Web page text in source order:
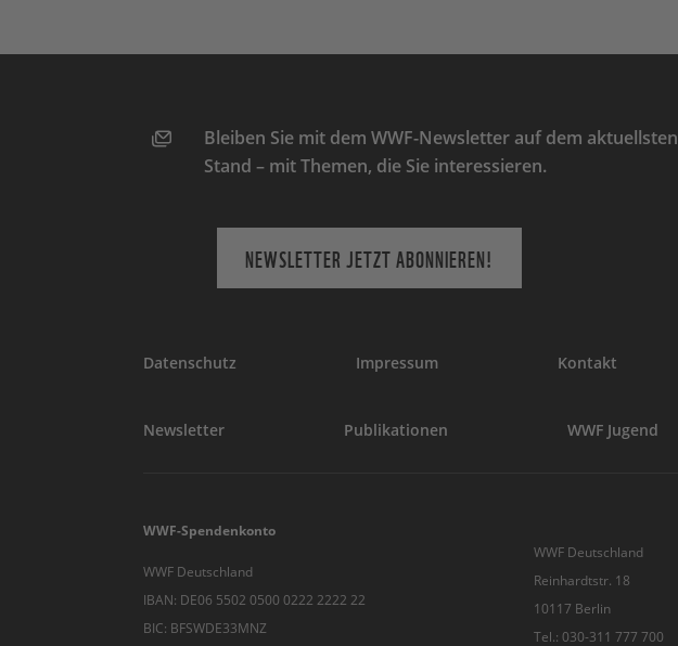
Bleiben Sie mit dem WWF-Newsletter auf dem aktuellsten
Stand – mit Themen, die Sie interessieren.
NEWSLETTER JETZT ABONNIEREN!
Datenschutz Impressum Kontakt
Newsletter Publikationen WWF Jugend
WWF-Spendenkonto
WWF Deutschland
IBAN: DE06 5502 0500 0222 2222 22
BIC: BFSWDE33MNZ
WWF Deutschland
Reinhardtstr. 18
10117 Berlin
Tel.: 030-311 777 700